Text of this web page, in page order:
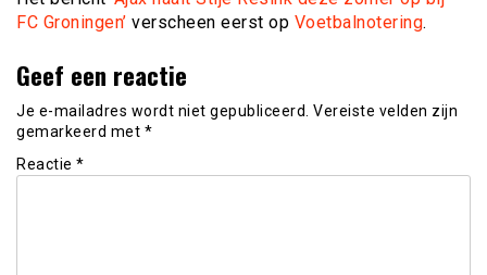
FC Groningen’ verscheen eerst op Voetbalnotering.
Geef een reactie
Je e-mailadres wordt niet gepubliceerd. Vereiste velden zijn
gemarkeerd met *
Reactie *